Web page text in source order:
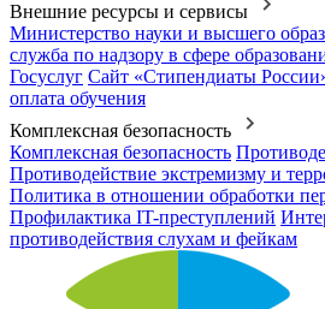
Внешние ресурсы и сервисы
Министерство науки и высшего
служба по надзору в сфере
Госуслуг Сайт «Стипендиаты
оплата обучения
Комплексная безопасность
Комплексная безопасность
Противодействие экстремизму и
Политика в отношении обработки
Профилактика IT-преступлений
противодействия слухам и фейкам